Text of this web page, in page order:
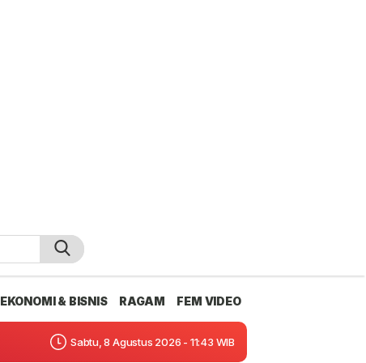
EKONOMI & BISNIS RAGAM FEM VIDEO
Sabtu, 8 Agustus 2026 - 11:43 WIB